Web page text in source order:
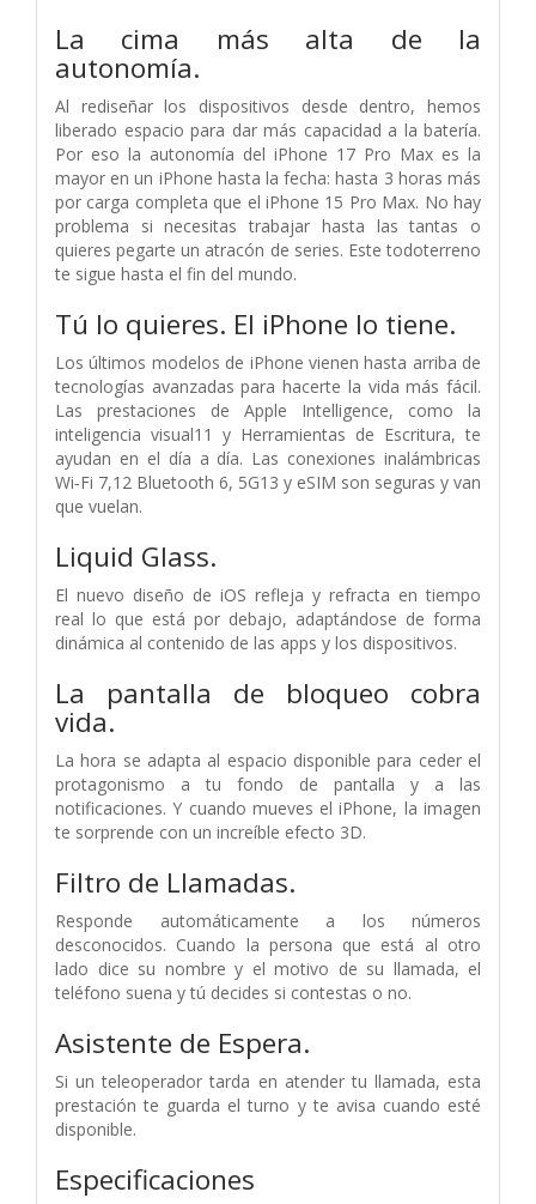
La cima más alta de la
autonomía.
Al rediseñar los dispositivos desde dentro, hemos
liberado espacio para dar más capacidad a la batería.
Por eso la autonomía del iPhone 17 Pro Max es la
mayor en un iPhone hasta la fecha: hasta 3 horas más
por carga completa que el iPhone 15 Pro Max. No hay
problema si necesitas trabajar hasta las tantas o
quieres pegarte un atracón de series. Este todoterreno
te sigue hasta el fin del mundo.
Tú lo quieres. El iPhone lo tiene.
Los últimos modelos de iPhone vienen hasta arriba de
tecnologías avanzadas para hacerte la vida más fácil.
Las prestaciones de Apple Intelligence, como la
inteligencia visual11 y Herramientas de Escritura, te
ayudan en el día a día. Las conexiones inalámbricas
Wi‑Fi 7,12 Bluetooth 6, 5G13 y eSIM son seguras y van
que vuelan.
Liquid Glass.
El nuevo diseño de iOS refleja y refracta en tiempo
real lo que está por debajo, adaptándose de forma
dinámica al contenido de las apps y los dispositivos.
La pantalla de bloqueo cobra
vida.
La hora se adapta al espacio disponible para ceder el
protagonismo a tu fondo de pantalla y a las
notificaciones. Y cuando mueves el iPhone, la imagen
te sorprende con un increíble efecto 3D.
Filtro de Llamadas.
Responde automáticamente a los números
desconocidos. Cuando la persona que está al otro
lado dice su nombre y el motivo de su llamada, el
teléfono suena y tú decides si contestas o no.
Asistente de Espera.
Si un teleoperador tarda en atender tu llamada, esta
prestación te guarda el turno y te avisa cuando esté
disponible.
Especificaciones